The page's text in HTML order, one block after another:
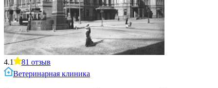
4.1 81 отзыв
Ветеринарная клиника